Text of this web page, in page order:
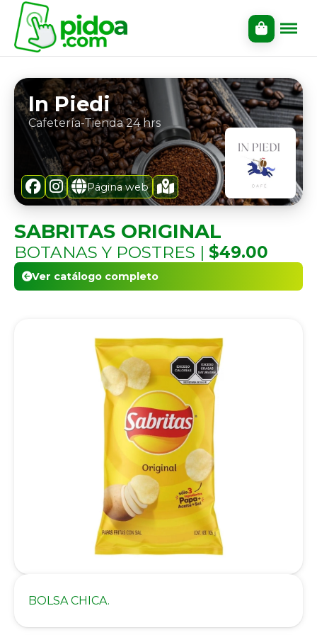
In Piedi
Cafetería-Tienda 24 hrs
Página web
SABRITAS ORIGINAL
BOTANAS Y POSTRES | $49.00
Ver catálogo completo
BOLSA CHICA.